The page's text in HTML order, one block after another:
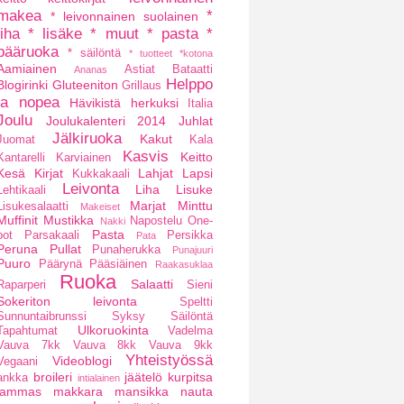
* leivonnainen suolainen
*
* lisäke * muut * pasta *
* säilöntä * tuotteet *kotona
Ananas Astiat Bataatti
Gluteeniton Grillaus Helppo
nopea
Hävikistä herkuksi Italia
Joulukalenteri 2014 Juhlat
Jälkiruoka Kakut
Kala
Karviainen Kasvis
Keitto
Kirjat Kukkakaali Lahjat Lapsi
Leivonta Liha Lisuke
Makeiset Marjat
Minttu
Mustikka Nakki Napostelu One-
Parsakaali Pasta Pata Persikka
Pullat Punaherukka Punajuuri
Päärynä Pääsiäinen Raakasuklaa
Ruoka Salaatti Sieni
leivonta
Speltti
Syksy
Säilöntä
Tapahtumat
Ulkoruokinta
Vadelma
7kk
Vauva 8kk
Vauva 9kk
Videoblogi Yhteistyössä
broileri intialainen jäätelö kurpitsa
makkara mansikka
nauta